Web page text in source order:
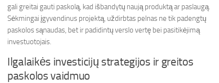
gali greitai gauti paskolą, kad išbandytų naują produktą ar paslaugą.
Sėkmingai įgyvendinus projektą, uždirbtas pelnas ne tik padengtų
paskolos sąnaudas, bet ir padidintų verslo vertę bei pasitikėjimą
investuotojais.
Ilgalaikės investicijų strategijos ir greitos
paskolos vaidmuo